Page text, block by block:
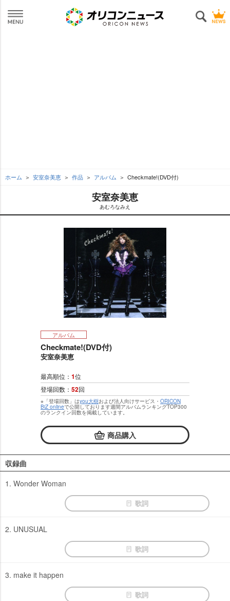
ホーム 安室奈美恵 作品 アルバム Checkmate!(DVD付)
安室奈美恵
あむろなみえ
アルバム
Checkmate!(DVD付)
安室奈美恵
最高順位： 1位
登場回数： 52回
※「登場回数」はyou大樹および法人向けサービス・ ORICON
BiZ onlineで公開しております週間アルバムランキングTOP300
のランクイン回数を掲載しています。
商品購入
収録曲
1. Wonder Woman
歌詞
2. UNUSUAL
歌詞
3. make it happen
歌詞